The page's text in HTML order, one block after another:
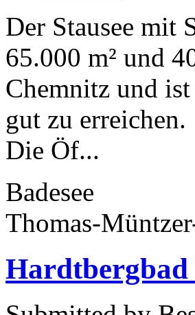
Der Stausee mit
65.000 m² und
Chemnitz und
gut zu erreichen.
Die Öf...
Badesee
Thomas-
Hardtbergbad